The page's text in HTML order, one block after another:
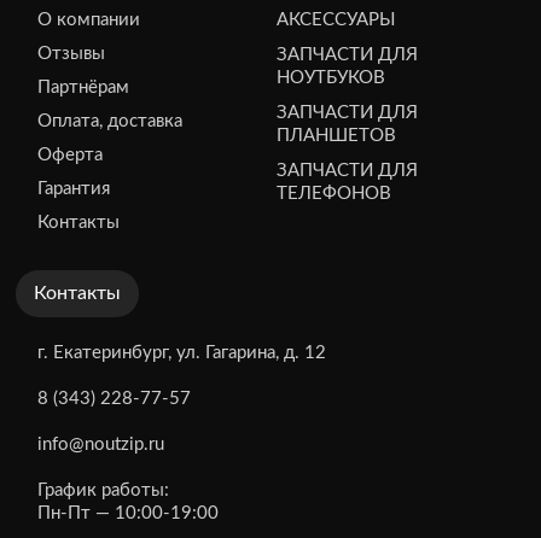
О компании
Отзывы
Партнёрам
Оплата, доставка
Оферта
Гарантия
Контакты
АКСЕССУАРЫ
ЗАПЧАСТИ ДЛЯ
НОУТБУКОВ
ЗАПЧАСТИ ДЛЯ
ПЛАНШЕТОВ
ЗАПЧАСТИ ДЛЯ
ТЕЛЕФОНОВ
Контакты
г. Екатеринбург, ул. Гагарина, д. 12
8 (343) 228-77-57
info@noutzip.ru
График работы:
Пн-Пт — 10:00-19:00